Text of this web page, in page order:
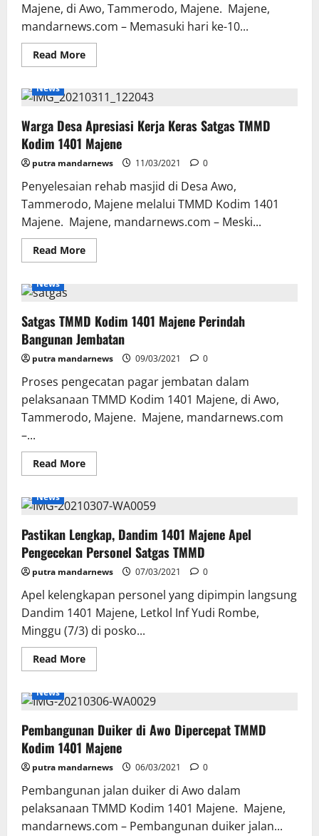
Majene, di Awo, Tammerodo, Majene. Majene,
mandarnews.com – Memasuki hari ke-10...
Read MoreRead
more
Jalan
Program
di
Awo
Mulai
Digenjot
News
Warga Desa Apresiasi Kerja Keras Satgas TMMD
Kodim 1401 Majene
putra mandarnews 11/03/2021 0
Penyelesaian rehab masjid di Desa Awo,
Tammerodo, Majene melalui TMMD Kodim 1401
Majene. Majene, mandarnews.com – Meski...
Read MoreRead
more
Keras
Satgas
TMMD
Kodim
1401
News
Satgas TMMD Kodim 1401 Majene Perindah
Bangunan Jembatan
putra mandarnews 09/03/2021 0
Proses pengecatan pagar jembatan dalam
pelaksanaan TMMD Kodim 1401 Majene, di Awo,
Tammerodo, Majene. Majene, mandarnews.com
–...
Read MoreRead
more
TMMD
Kodim
Majene
Perindah
Bangunan
Jembatan
News
Pastikan Lengkap, Dandim 1401 Majene Apel
Pengecekan Personel Satgas TMMD
putra mandarnews 07/03/2021 0
Apel kelengkapan personel yang dipimpin langsung
Dandim 1401 Majene, Letkol Inf Yudi Rombe,
Minggu (7/3) di posko...
Read MoreRead
more
Lengkap,
Dandim
Majene
Apel
Pengecekan
Personel
Satgas
News
Pembangunan Duiker di Awo Dipercepat TMMD
Kodim 1401 Majene
putra mandarnews 06/03/2021 0
Pembangunan jalan duiker di Awo dalam
pelaksanaan TMMD Kodim 1401 Majene. Majene,
mandarnews.com – Pembangunan duiker jalan...